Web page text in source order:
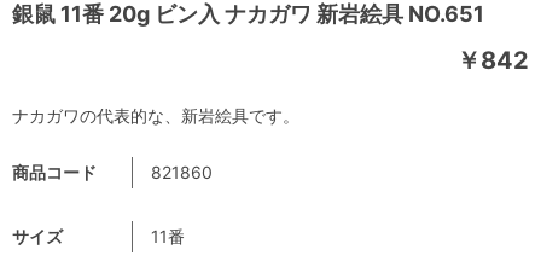
銀鼠 11番 20g ビン入 ナカガワ 新岩絵具 NO.651
￥842
商品コード 821860
サイズ 11番
ナカガワの代表的な、新岩絵具です。